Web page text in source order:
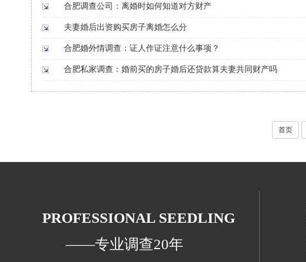
合肥调查公司：离婚时如何知道对方财产
夫妻婚后出资购买房子离婚怎么分
合肥婚外情调查：证人作证注意什么事项？
合肥私家调查：婚前买的房子婚后还贷款算夫妻共同财产吗
首页
PROFESSIONAL SEEDLING
——专业调查20年